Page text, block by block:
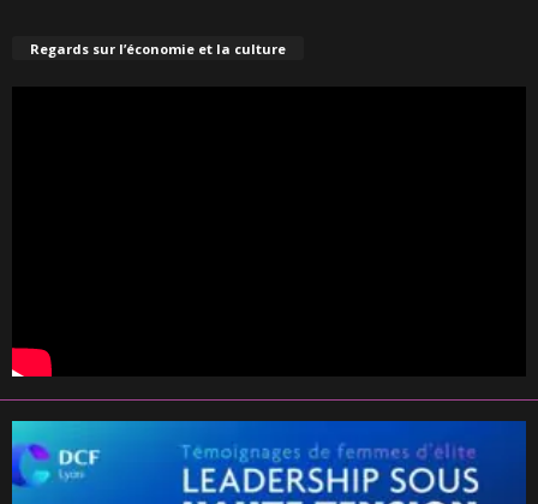
Regards sur l’économie et la culture